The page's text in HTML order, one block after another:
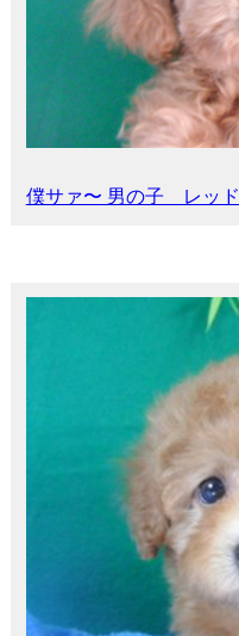
僕サァ〜 男の子 レッド